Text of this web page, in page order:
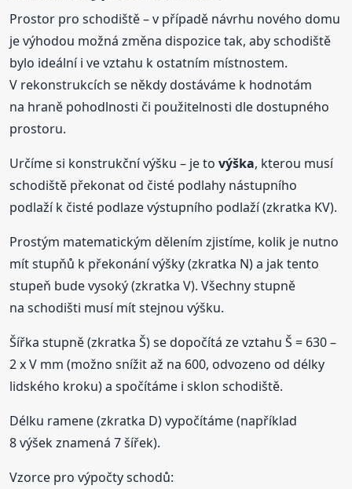
Prostor pro schodiště – v případě návrhu nového domu
je výhodou možná změna dispozice tak, aby schodiště
bylo ideální i ve vztahu k ostatním místnostem.
V rekonstrukcích se někdy dostáváme k hodnotám
na hraně pohodlnosti či použitelnosti dle dostupného
prostoru.
Určíme si konstrukční výšku – je tovýška, kterou musí
schodiště překonat od čisté podlahy nástupního
podlaží k čisté podlaze výstupního podlaží (zkratka KV).
Prostým matematickým dělením zjistíme, kolik je nutno
mít stupňů k překonání výšky (zkratka N) a jak tento
stupeň bude vysoký (zkratka V). Všechny stupně
na schodišti musí mít stejnou výšku.
Šířka stupně (zkratka Š) se dopočítá ze vztahu Š = 630 –
2 x V mm (možno snížit až na 600, odvozeno od délky
lidského kroku) a spočítáme i sklon schodiště.
Délku ramene (zkratka D) vypočítáme (například
8 výšek znamená 7 šířek).
Vzorce pro výpočty schodů: